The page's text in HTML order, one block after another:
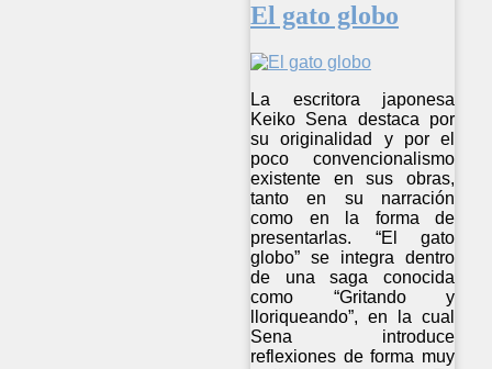
El gato globo
La escritora japonesa
Keiko Sena destaca por
su originalidad y por el
poco convencionalismo
existente en sus obras,
tanto en su narración
como en la forma de
presentarlas. “El gato
globo” se integra dentro
de una saga conocida
como “Gritando y
lloriqueando”, en la cual
Sena introduce
reflexiones de forma muy